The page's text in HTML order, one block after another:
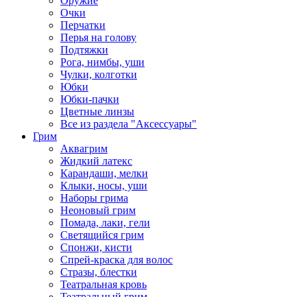
Очки
Перчатки
Перья на голову
Подтяжки
Рога, нимбы, уши
Чулки, колготки
Юбки
Юбки-пачки
Цветные линзы
Все из раздела "Аксессуары"
Грим
Аквагрим
Жидкий латекс
Карандаши, мелки
Клыки, носы, уши
Наборы грима
Неоновый грим
Помада, лаки, гели
Светящийся грим
Спонжи, кисти
Спрей-краска для волос
Стразы, блестки
Театральная кровь